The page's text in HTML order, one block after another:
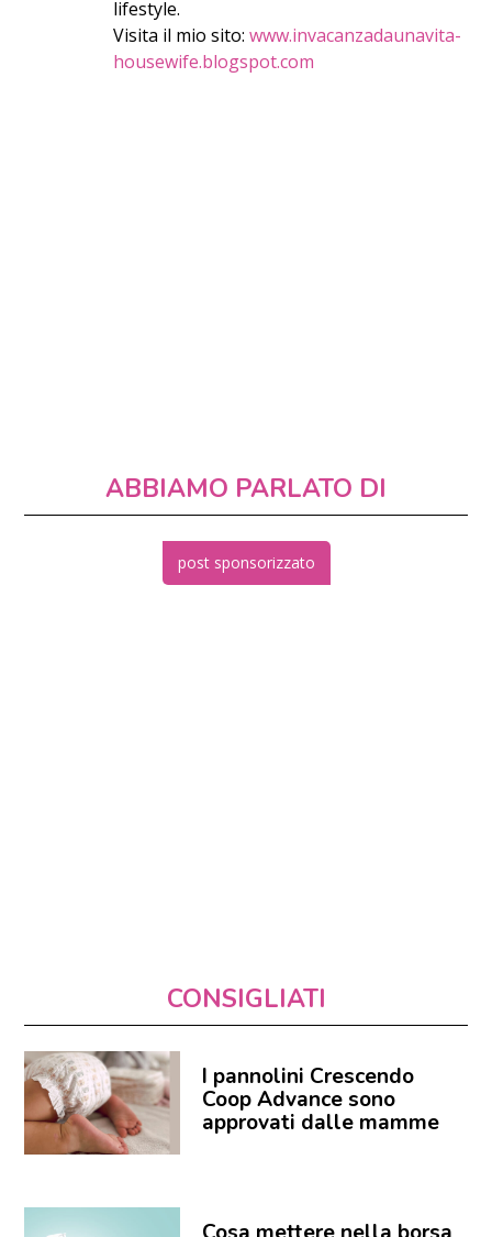
lifestyle.
Visita il mio sito:www.invacanzadaunavita-
housewife.blogspot.com
ABBIAMO PARLATO DI
post sponsorizzato
CONSIGLIATI
I pannolini Crescendo
Coop Advance sono
approvati dalle mamme